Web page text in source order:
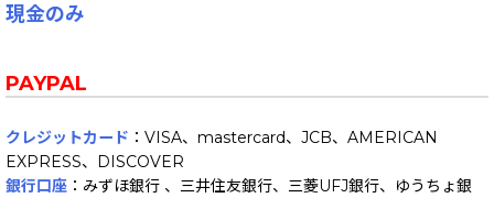
現金のみ
PAYPAL
クレジットカード ：VISA、mastercard、JCB、AMERICAN
EXPRESS、DISCOVER
銀行口座 ：みずほ銀行 、三井住友銀行、三菱UFJ銀行、ゆうちょ銀